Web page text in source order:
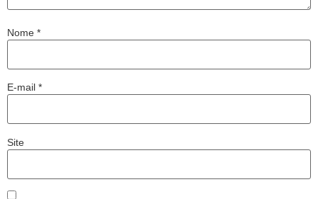
Nome *
E-mail *
Site